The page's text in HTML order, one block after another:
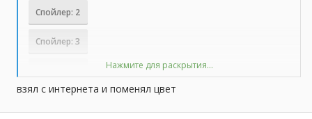
Спойлер: 2
Спойлер: 3
Нажмите для раскрытия...
взял с интернета и поменял цвет